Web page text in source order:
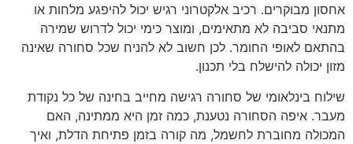
אחסון מבוקרים. רכיב אלקטרוני רגיש יכול להיפגע מלחות או
מתנאי סביבה לא מתאימים, ומוצר כימי יכול לדרוש שמירה
בהתאם לאופי החומר. לכן חשוב לא להניח שכל סחורה שאינה
מזון יכולה להישלח בלי תכנון.
שילוח בינלאומי של סחורה רגישה מחייב בחינה של כל נקודת
מעבר. איפה הסחורה נטענת, כמה זמן היא ממתינה, האם
המכולה מחוברת לחשמל, מה קורה בזמן פתיחת הדלת, ואיך